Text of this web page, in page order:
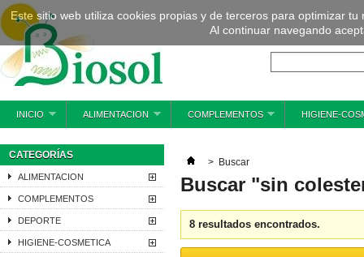
INICIO ALIMENTACION COMPLEMENTOS HIGIENE-
CATEGORÍAS
ALIMENTACION
COMPLEMENTOS
DEPORTE
HIGIENE-COSMETICA
> Buscar
Buscar "sin
8 resultados encontrados.
Este sitio web utiliza cookies propias y de terceros para optimizar
Al continuar navegando